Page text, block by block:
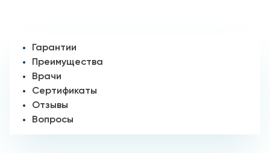
Гарантии
Преимущества
Врачи
Сертификаты
Отзывы
Вопросы